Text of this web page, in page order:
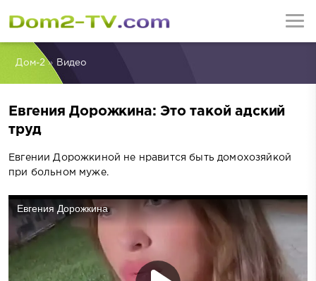
Дом-2» Видео
Евгения Дорожкина: Это такой адский
труд
Евгении Дорожкиной не нравится быть домохозяйкой
при больном муже.